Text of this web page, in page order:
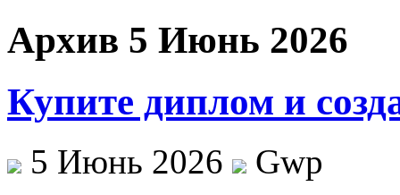
Архив 5 Июнь 2026
Купите диплом и
5 Июнь 2026
Gwp